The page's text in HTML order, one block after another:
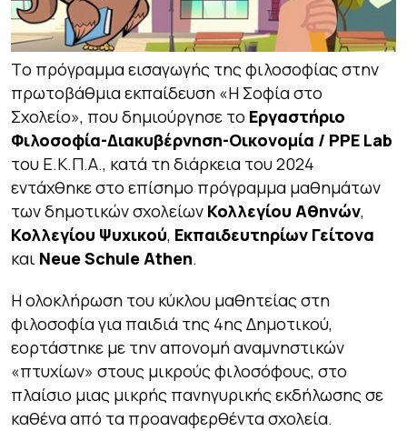
Tο πρόγραμμα εισαγωγής της φιλοσοφίας στην
πρωτοβάθμια εκπαίδευση «Η Σοφία στο
Σχολείο», που δημιούργησε το Εργαστήριο
Φιλοσοφία-Διακυβέρνηση-Οικονομία / PPE Lab
του Ε.Κ.Π.Α., κατά τη διάρκεια του 2024
εντάχθηκε στο επίσημο πρόγραμμα μαθημάτων
των δημοτικών σχολείων Κολλεγίου Αθηνών,
Κολλεγίου Ψυχικού, Εκπαιδευτηρίων Γείτονα
και Νeue Schule Athen.
Η ολοκλήρωση του κύκλου μαθητείας στη
φιλοσοφία για παιδιά της 4ης Δημοτικού,
εορτάστηκε με την απονομή αναμνηστικών
«πτυχίων» στους μικρούς φιλοσόφους, στο
πλαίσιο μιας μικρής πανηγυρικής εκδήλωσης σε
καθένα από τα προαναφερθέντα σχολεία.